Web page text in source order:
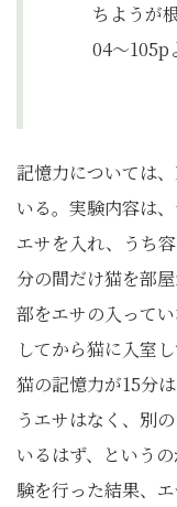
ちようが
04～105p
記憶力については
いる。実験内容は
エサを入れ、うち
分の間だけ猫を部
部をエサの入って
してから猫に入室
猫の記憶力が15分
うエサはなく、別
いるはず、という
験を行った結果、